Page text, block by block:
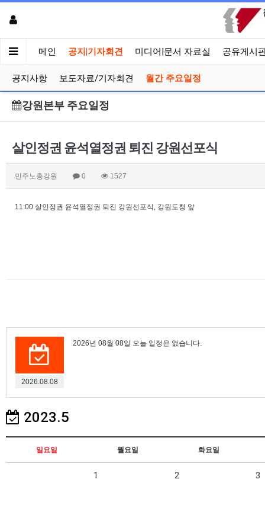
메인 공지|기자회견 미디어|문서 자료실 공유게시
공지사항 보도자료/기자회견 월간 주요일정
강원본부 주요일정
살인정권 윤석열정권 퇴진 강원선포식
민주노총강원 0 1527
11:00 살인정권 윤석열정권 퇴진 강원선포식, 강원도청 앞
2026.08.08
2026년 08월 08일 오늘 일정은 없습니다.
2023.5
일요일 월요일 화요일
1 2 3